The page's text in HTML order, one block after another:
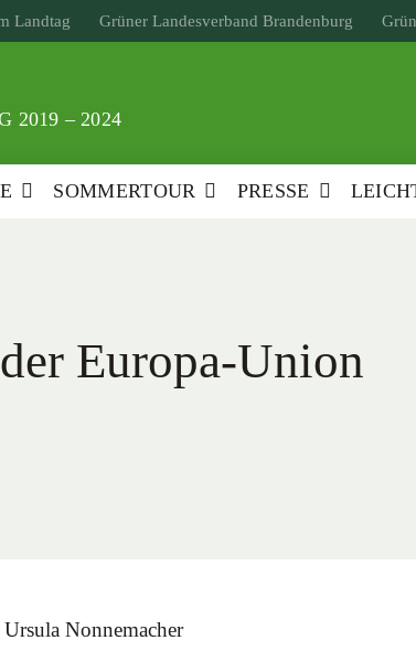
Landtag Grüner Landesverband Brandenburg
2019 – 2024
SOMMERTOUR PRESSE
Europa-Union
Nonnemacher